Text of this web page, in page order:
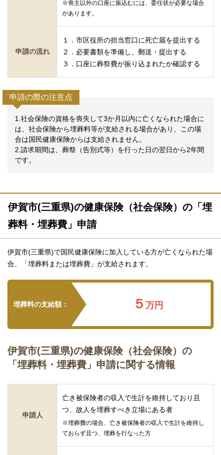
※喪主以外の口座に振込むには、委任状が必要な場合
があります。
申請の流れ
１．市区役所の担当窓口に死亡届を提出する
２．必要書類を準備し、郵送・提出する
３．口座に葬祭費が振り込まれたか確認する
申請の際の注意点
1.社会保険の資格を喪失して3か月以内に亡くなられた場合に
は、社会保険から埋葬料等が支給される場合があり、この場
合は国民健康保険からは支給されません。
2.請求期間は、葬祭（告別式等）を行った日の翌日から2年間
です。
伊賀市(三重県)の健康保険（社会保険）の「埋
葬料・埋葬費」申請
伊賀市(三重県)で国民健康保険に加入している方が亡くなられた場
合、「埋葬料または埋葬費」が支給されます。
埋葬料の支給額： ５万円
伊賀市(三重県)の健康保険（社会保険）の
「埋葬料・埋葬費」申請に関する情報
申請人
亡き被保険者の収入で生計を維持しており且
つ、故人を埋葬すべき立場にある者
※埋葬費の場合、亡き被保険者の収入で生計を維持し
ておらず且つ、埋葬を行なった方